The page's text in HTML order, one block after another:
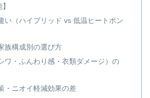
い（ハイブリッド vs 低温ヒートポン
族構成別の選び方
ワ・ふんわり感・衣類ダメージ）の
・ニオイ軽減効果の差